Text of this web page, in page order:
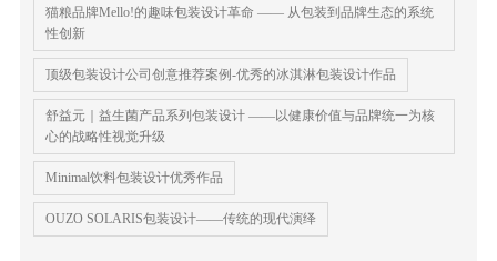
猫粮品牌Mello!的趣味包装设计革命 —— 从包装到品牌生态的系统
性创新
顶级包装设计公司创意推荐案例-优秀的冰淇淋包装设计作品
舒益元｜益生菌产品系列包装设计 ——以健康价值与品牌统一为核
心的战略性视觉升级
Minimal饮料包装设计优秀作品
OUZO SOLARIS包装设计——传统的现代演绎